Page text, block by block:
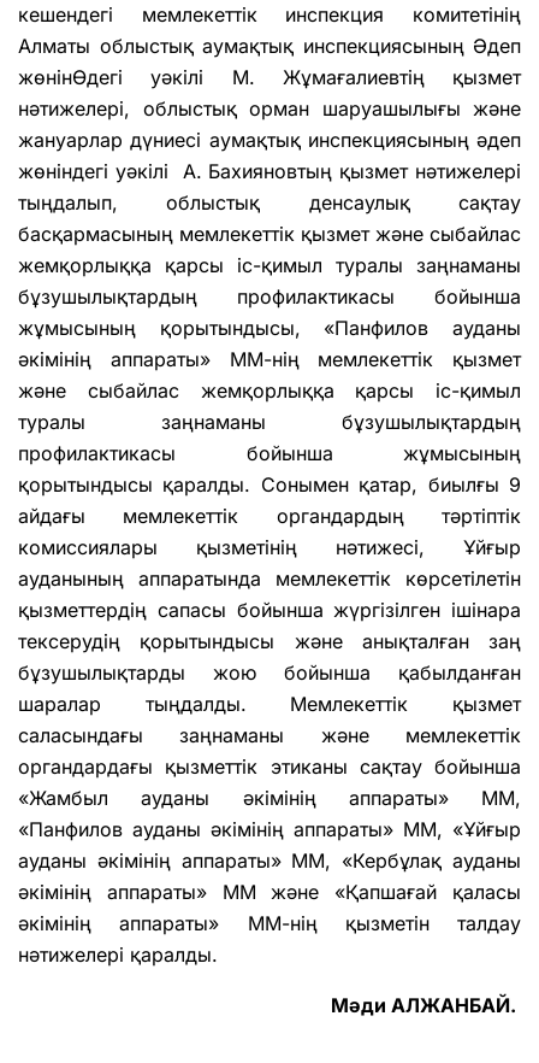
кешендегі мемлекеттік инспекция комитетінің
Алматы облыстық аумақтық инспекциясының Әдеп
жөнінӨдегі уәкілі М. Жұмағалиевтің қызмет
нәтижелері, облыстық орман шаруашылығы және
жануарлар дүниесі аумақтық инспекциясының әдеп
жөніндегі уәкілі А. Бахияновтың қызмет нәтижелері
тыңдалып, облыстық денсаулық сақтау
басқармасының мемлекеттік қызмет және сыбайлас
жемқорлыққа қарсы іс-қимыл туралы заңнаманы
бұзушылықтардың профилактикасы бойынша
жұмысының қорытындысы, «Панфилов ауданы
әкімінің аппараты» ММ-нің мемлекеттік қызмет
және сыбайлас жемқорлыққа қарсы іс-қимыл
туралы заңнаманы бұзушылықтардың
профилактикасы бойынша жұмысының
қорытындысы қаралды. Сонымен қатар, биылғы 9
айдағы мемлекеттік органдардың тәртіптік
комиссиялары қызметінің нәтижесі, Ұйғыр
ауданының аппаратында мемлекеттік көрсетілетін
қызметтердің сапасы бойынша жүргізілген ішінара
тексерудің қорытындысы және анықталған заң
бұзушылықтарды жою бойынша қабылданған
шаралар тыңдалды. Мемлекеттік қызмет
саласындағы заңнаманы және мемлекеттік
органдардағы қызметтік этиканы сақтау бойынша
«Жамбыл ауданы әкімінің аппараты» ММ,
«Панфилов ауданы әкімінің аппараты» ММ, «Ұйғыр
ауданы әкімінің аппараты» ММ, «Кербұлақ ауданы
әкімінің аппараты» ММ және «Қапшағай қаласы
әкімінің аппараты» ММ-нің қызметін талдау
нәтижелері қаралды.
Мәди АЛЖАНБАЙ.